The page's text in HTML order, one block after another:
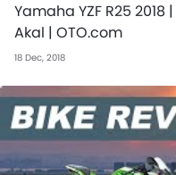
Yamaha YZF R25
Akal | OTO.com
18 Dec, 2018